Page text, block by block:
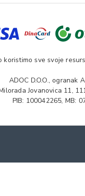
sve svoje
ADOC D.O.O., ogranak
Jovanovica 11,
PIB: 100042265, MB: